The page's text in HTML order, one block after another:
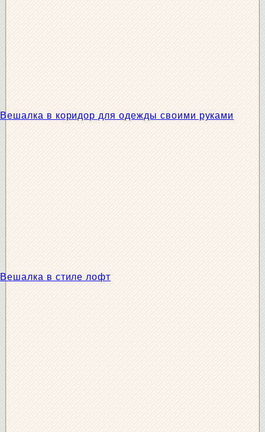
Вешалка в коридор для одежды своими руками
Вешалка в стиле лофт